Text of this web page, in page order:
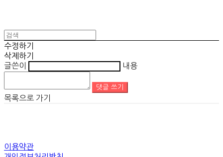
수정하기
삭제하기
글쓴이
내용
댓글 쓰기
목록으로 가기
이용약관